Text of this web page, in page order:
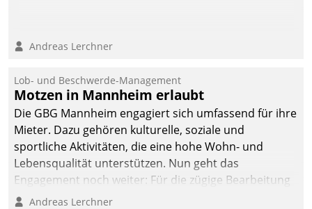
Andreas Lerchner
Lob- und Beschwerde-Management
Motzen in Mannheim erlaubt
Die GBG Mannheim engagiert sich umfassend für ihre
Mieter. Dazu gehören kulturelle, soziale und
sportliche Aktivitäten, die eine hohe Wohn- und
Lebensqualität unterstützen. Nun geht das
Engagement noch weiter: Für die zügige Bearbeitung
von Beschwerden – oder Lob – richtet das
Andreas Lerchner